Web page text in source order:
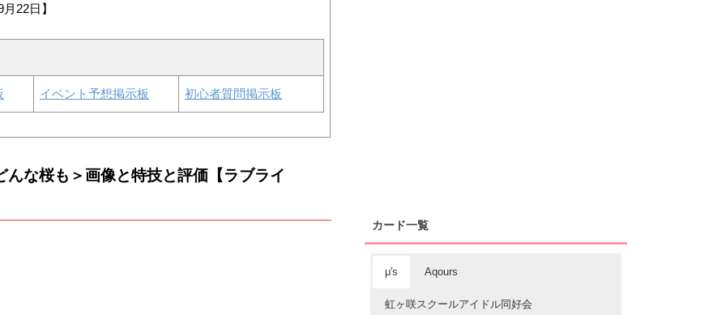
月22日】
イベント予想掲示板 初心者質問掲示板
な桜も＞画像と特技と評価【ラブライ
カード一覧
μ's Aqours
虹ヶ咲スクールアイドル同好会